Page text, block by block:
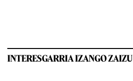
INTERESGARRIA IZANGO ZAIZU